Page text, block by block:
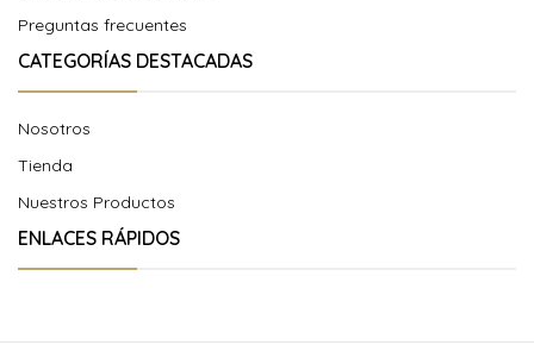
Preguntas frecuentes
CATEGORÍAS DESTACADAS
Nosotros
Tienda
Nuestros Productos
ENLACES RÁPIDOS